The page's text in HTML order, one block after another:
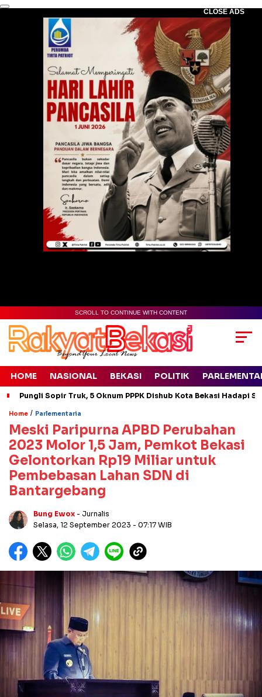
CLOSE ADS
SCROLL TO CONTINUE WITH CONTENT
HOME NASIONAL BEKASI POLITIK
Pungli Sopir Truk, 5 Oknum PPPK Dishub Kota Bekasi Hadapi
Home / Parlementaria
Meski Paripurna APBD Perubahan
2023 Molor 1,5 Jam, Pemkot Bekasi
Gelontorkan Rp19 Miliar untuk
Pembebasan Lahan SDN di
Bantargebang
Bung Ewox - Jurnalis
Selasa, 12 September 2023 - 07:17 WIB